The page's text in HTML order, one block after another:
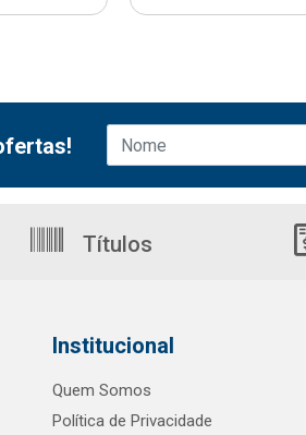
Títulos
Institucional
Quem Somos
Política de Privacidade